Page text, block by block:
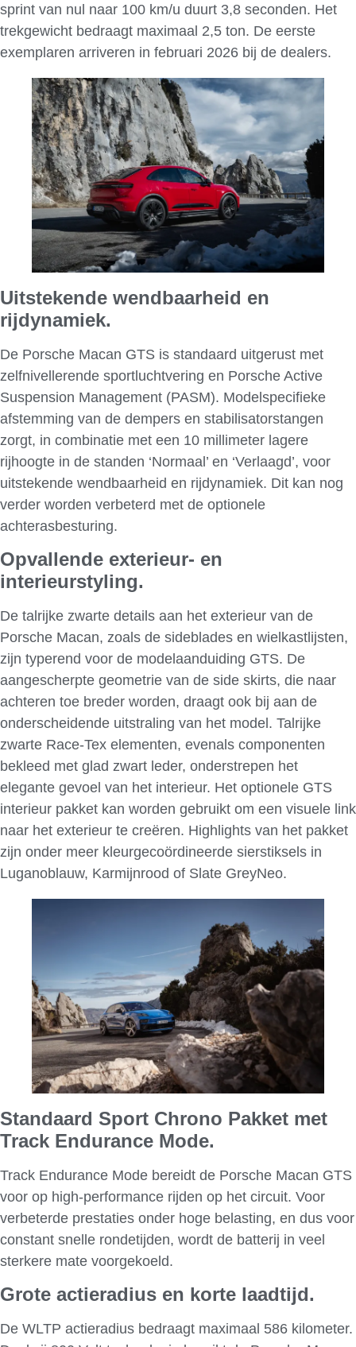
sprint van nul naar 100 km/u duurt 3,8 seconden. Het
trekgewicht bedraagt maximaal 2,5 ton. De eerste
exemplaren arriveren in februari 2026 bij de dealers.
Uitstekende wendbaarheid en
rijdynamiek.
De Porsche Macan GTS is standaard uitgerust met
zelfnivellerende sportluchtvering en Porsche Active
Suspension Management (PASM). Modelspecifieke
afstemming van de dempers en stabilisatorstangen
zorgt, in combinatie met een 10 millimeter lagere
rijhoogte in de standen ‘Normaal’ en ‘Verlaagd’, voor
uitstekende wendbaarheid en rijdynamiek. Dit kan nog
verder worden verbeterd met de optionele
achterasbesturing.
Opvallende exterieur- en
interieurstyling.
De talrijke zwarte details aan het exterieur van de
Porsche Macan, zoals de sideblades en wielkastlijsten,
zijn typerend voor de modelaanduiding GTS. De
aangescherpte geometrie van de side skirts, die naar
achteren toe breder worden, draagt ook bij aan de
onderscheidende uitstraling van het model. Talrijke
zwarte Race-Tex elementen, evenals componenten
bekleed met glad zwart leder, onderstrepen het
elegante gevoel van het interieur. Het optionele GTS
interieur pakket kan worden gebruikt om een visuele link
naar het exterieur te creëren. Highlights van het pakket
zijn onder meer kleurgecoördineerde sierstiksels in
Luganoblauw, Karmijnrood of Slate GreyNeo.
Standaard Sport Chrono Pakket met
Track Endurance Mode.
Track Endurance Mode bereidt de Porsche Macan GTS
voor op high-performance rijden op het circuit. Voor
verbeterde prestaties onder hoge belasting, en dus voor
constant snelle rondetijden, wordt de batterij in veel
sterkere mate voorgekoeld.
Grote actieradius en korte laadtijd.
De WLTP actieradius bedraagt maximaal 586 kilometer.